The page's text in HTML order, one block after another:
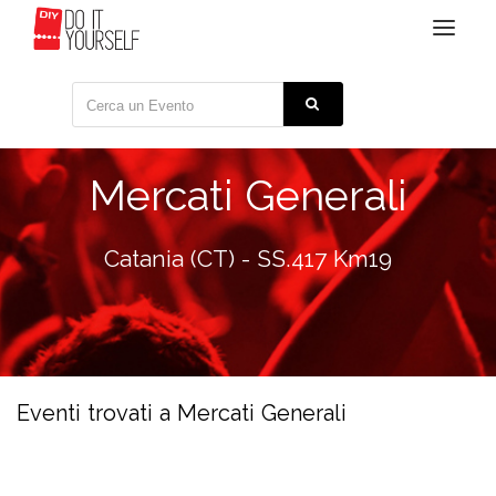
Toggle
Mercati Generali
Catania (CT) - SS.417 Km19
Eventi trovati a Mercati Generali